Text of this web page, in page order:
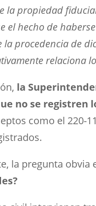
la propiedad
el hecho de
procedencia de
relaciona
la
no se registren
como el 220-
la pregunta obvia